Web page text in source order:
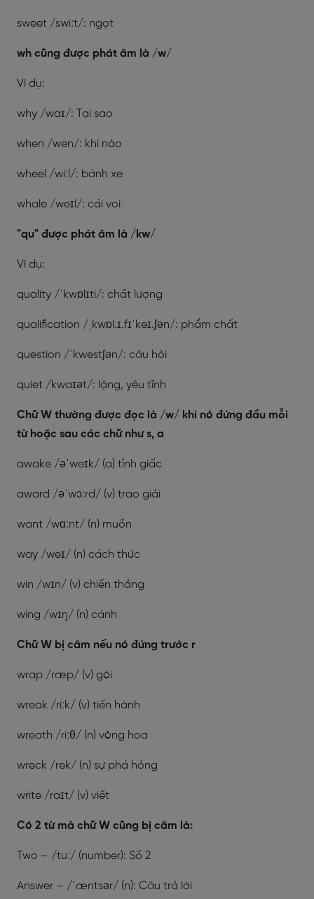
sweet /swiːt/: ngọt
wh cũng được phát âm là /w/
Ví dụ:
why /waɪ/: Tại sao
when /wen/: khi nào
wheel /wiːl/: bánh xe
whale /weɪl/: cái voi
"qu" được phát âm là /kw/
Ví dụ:
quality /ˈkwɒlɪti/: chất lượng
qualification /ˌkwɒl.ɪ.fɪˈkeɪ.ʃən/: phẩm chất
question /ˈkwestʃən/: câu hỏi
quiet /kwaɪət/: lặng, yêu tĩnh
Chữ W thường được đọc là /w/ khi nó đứng đầu mỗi
từ hoặc sau các chữ như s, a
awake /əˈweɪk/ (a) tỉnh giấc
award /əˈwɔːrd/ (v) trao giải
want /wɑːnt/ (n) muốn
way /weɪ/ (n) cách thức
win /wɪn/ (v) chiến thắng
wing /wɪŋ/ (n) cánh
Chữ W bị câm nếu nó đứng trước r
wrap /ræp/ (v) gói
wreak /riːk/ (v) tiến hành
wreath /riːθ/ (n) vòng hoa
wreck /rek/ (n) sự phá hỏng
write /raɪt/ (v) viết
Có 2 từ mà chữ W cũng bị câm là:
Two – /tuː/ (number): Số 2
Answer – /ˈæntsər/ (n): Câu trả lời